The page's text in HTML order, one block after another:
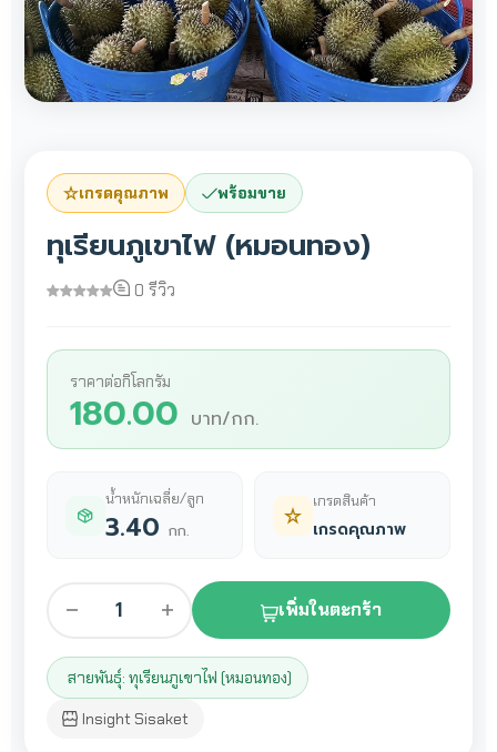
เกรดคุณภาพ พร้อมขาย
ทุเรียนภูเขาไฟ (หมอนทอง)
0 รีวิว
ราคาต่อกิโลกรัม
180.00 บาท/กก.
น้ำหนักเฉลี่ย/ลูก
3.40 กก.
เกรดสินค้า
เกรดคุณภาพ
1 เพิ่มในตะกร้า
สายพันธุ์: ทุเรียนภูเขาไฟ (หมอนทอง)
Insight Sisaket